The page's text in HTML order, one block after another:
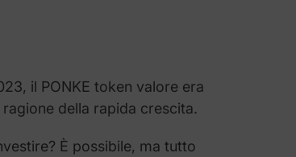
il PONKE token valore era
della rapida crescita.
È possibile, ma tutto